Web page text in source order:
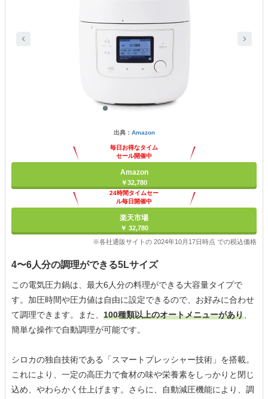
出典： Amazon
毎日お得なタイム
セール開催中
Amazon
￥32,780
24時間タイムセー
ル毎日開催中
楽天市場
￥ 32,780
※各社通販サイトの 2024年10月17日時点 での税込価格
4〜6人分の調理ができる5Lサイズ
この電気圧力鍋は、最大6人分の料理ができる大容量タイプで
す。加圧時間や圧力値は自由に設定できるので、お好みに合わせ
て調理できます。また、 100種類以上のオートメニューがあり、
簡単な操作で自動調理が可能です。
シロカの独自技術である「スマートプレッシャー技術」を搭載。
これにより、一定の高圧力で食材の味や栄養素をしっかりと閉じ
込め、やわらかく仕上げます。さらに、自動減圧機能により、調